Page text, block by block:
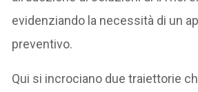
evidenziando la necessità di un
preventivo.
Qui si incrociano due traiettorie